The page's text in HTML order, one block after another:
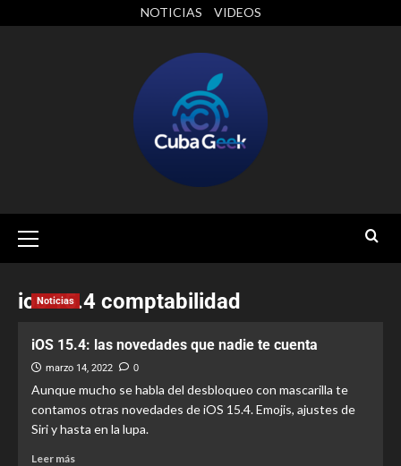
NOTICIAS VIDEOS
ios 15.4 comptabilidad
Noticias
iOS 15.4: las novedades que nadie te cuenta
marzo 14, 2022 0
Aunque mucho se habla del desbloqueo con mascarilla te
contamos otras novedades de iOS 15.4. Emojis, ajustes de
Siri y hasta en la lupa.
Leer más